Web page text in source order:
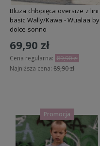
Bluza chłopięca oversize z lini
basic Wally/Kawa - Wualaa by
dolce sonno
69,90 zł
Cena regularna: 89,90 zł
Najniższa cena: 89,90 zł
Promocja